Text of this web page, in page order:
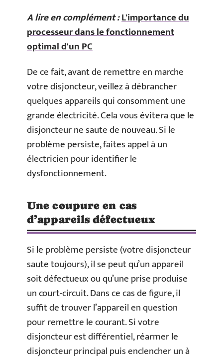
A lire en complément :L'importance du
processeur dans le fonctionnement
optimal d'un PC
De ce fait, avant de remettre en marche
votre disjoncteur, veillez à débrancher
quelques appareils qui consomment une
grande électricité. Cela vous évitera que le
disjoncteur ne saute de nouveau. Si le
problème persiste, faites appel à un
électricien pour identifier le
dysfonctionnement.
Une coupure en cas
d’appareils défectueux
Si le problème persiste (votre disjoncteur
saute toujours), il se peut qu’un appareil
soit défectueux ou qu’une prise produise
un court-circuit. Dans ce cas de figure, il
suffit de trouver l’appareil en question
pour remettre le courant. Si votre
disjoncteur est différentiel, réarmer le
disjoncteur principal puis enclencher un à